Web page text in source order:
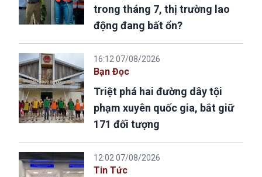
trong tháng 7, thị trường lao
động đang bất ổn?
16:12 07/08/2026
Bạn Đọc
Triệt phá hai đường dây tội
phạm xuyên quốc gia, bắt giữ
171 đối tượng
12:02 07/08/2026
Tin Tức